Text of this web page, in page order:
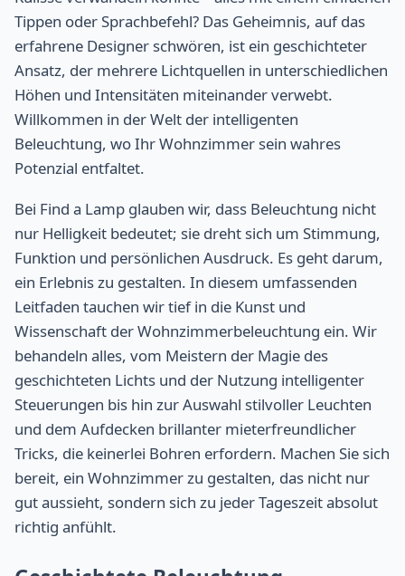
Tippen oder Sprachbefehl? Das Geheimnis, auf das
erfahrene Designer schwören, ist ein geschichteter
Ansatz, der mehrere Lichtquellen in unterschiedlichen
Höhen und Intensitäten miteinander verwebt.
Willkommen in der Welt der intelligenten
Beleuchtung, wo Ihr Wohnzimmer sein wahres
Potenzial entfaltet.
Bei Find a Lamp glauben wir, dass Beleuchtung nicht
nur Helligkeit bedeutet; sie dreht sich um Stimmung,
Funktion und persönlichen Ausdruck. Es geht darum,
ein Erlebnis zu gestalten. In diesem umfassenden
Leitfaden tauchen wir tief in die Kunst und
Wissenschaft der Wohnzimmerbeleuchtung ein. Wir
behandeln alles, vom Meistern der Magie des
geschichteten Lichts und der Nutzung intelligenter
Steuerungen bis hin zur Auswahl stilvoller Leuchten
und dem Aufdecken brillanter mieterfreundlicher
Tricks, die keinerlei Bohren erfordern. Machen Sie sich
bereit, ein Wohnzimmer zu gestalten, das nicht nur
gut aussieht, sondern sich zu jeder Tageszeit absolut
richtig anfühlt.